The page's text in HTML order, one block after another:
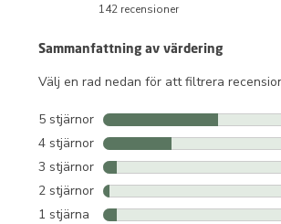
Sammanfattning av värdering
Välj en rad nedan för att filtrera
5 stjärnor stjärnor
4 stjärnor stjärnor
3 stjärnor stjärnor
2 stjärnor stjärnor
1 stjärna stjärnor
142 recensioner